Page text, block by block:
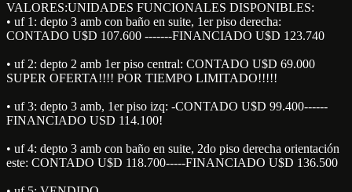
VALORES:UNIDADES FUNCIONALES DISPONIBLES:
• uf 1: depto 3 amb con baño en suite, 1er piso derecha:
CONTADO U$D 107.600 -------FINANCIADO U$D 123.740
• uf 2: depto 2 amb 1er piso central: CONTADO U$D 69.000
SUPER OFERTA!!!! POR TIEMPO LIMITADO!!!!!
• uf 3: depto 3 amb, 1er piso izq: -CONTADO U$D 99.400------
FINANCIADO USD 114.100!
• uf 4: depto 3 amb con baño en suite, 2do piso derecha orientación
este: CONTADO U$D 118.700-----FINANCIADO U$D 136.500